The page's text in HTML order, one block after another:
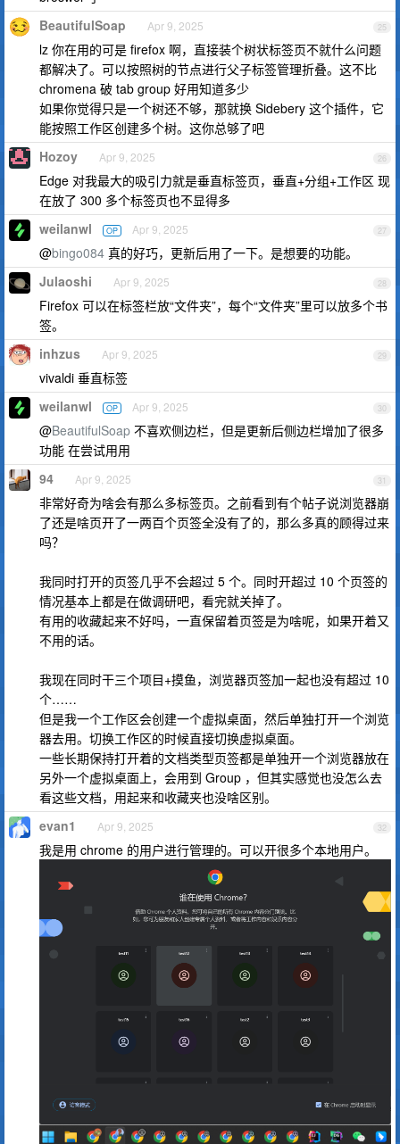
25
BeautifulSoap Apr 9, 2025
lz 你在用的可是 firefox 啊，直接装个树状标签页不就什么问题
都解决了。可以按照树的节点进行父子标签管理折叠。这不比
chromena 破 tab group 好用知道多少
如果你觉得只是一个树还不够，那就换 Sidebery 这个插件，它
能按照工作区创建多个树。这你总够了吧
26
Hozoy Apr 9, 2025
Edge 对我最大的吸引力就是垂直标签页，垂直+分组+工作区 现
在放了 300 多个标签页也不显得多
27
weilanwl OP Apr 9, 2025
@bingo084 真的好巧，更新后用了一下。是想要的功能。
28
Julaoshi Apr 9, 2025
Firefox 可以在标签栏放“文件夹”，每个“文件夹”里可以放多个书
签。
29
inhzus Apr 9, 2025
vivaldi 垂直标签
30
weilanwl OP Apr 9, 2025
@BeautifulSoap 不喜欢侧边栏，但是更新后侧边栏增加了很多
功能 在尝试用用
31
94 Apr 9, 2025
非常好奇为啥会有那么多标签页。之前看到有个帖子说浏览器崩
了还是啥页开了一两百个页签全没有了的，那么多真的顾得过来
吗？
我同时打开的页签几乎不会超过 5 个。同时开超过 10 个页签的
情况基本上都是在做调研吧，看完就关掉了。
有用的收藏起来不好吗，一直保留着页签是为啥呢，如果开着又
不用的话。
我现在同时干三个项目+摸鱼，浏览器页签加一起也没有超过 10
个……
但是我一个工作区会创建一个虚拟桌面，然后单独打开一个浏览
器去用。切换工作区的时候直接切换虚拟桌面。
一些长期保持打开着的文档类型页签都是单独开一个浏览器放在
另外一个虚拟桌面上，会用到 Group ，但其实感觉也没怎么去
看这些文档，用起来和收藏夹也没啥区别。
32
evan1 Apr 9, 2025
我是用 chrome 的用户进行管理的。可以开很多个本地用户。